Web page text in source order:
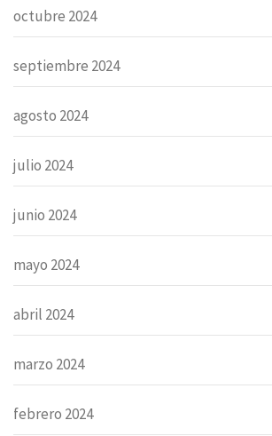
octubre 2024
septiembre 2024
agosto 2024
julio 2024
junio 2024
mayo 2024
abril 2024
marzo 2024
febrero 2024